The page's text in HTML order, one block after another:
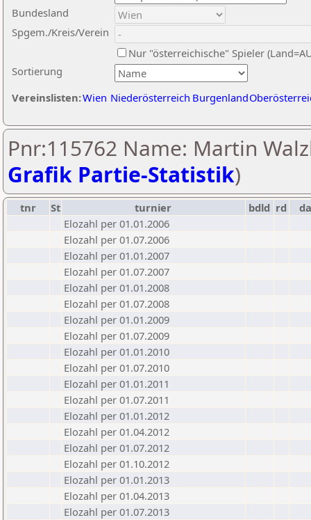
Sortierung
Bundesland
Spgem./Kreis/Verein
Nur "österreichische" Spieler
Vereinslisten:Wien Niederösterreich Burgenland
Pnr:115762 Name: Martin
Grafik Partie-Statistik)
tnr St turnier bdld rd
Elozahl per 01.01.2006
Elozahl per 01.07.2006
Elozahl per 01.01.2007
Elozahl per 01.07.2007
Elozahl per 01.01.2008
Elozahl per 01.07.2008
Elozahl per 01.01.2009
Elozahl per 01.07.2009
Elozahl per 01.01.2010
Elozahl per 01.07.2010
Elozahl per 01.01.2011
Elozahl per 01.07.2011
Elozahl per 01.01.2012
Elozahl per 01.04.2012
Elozahl per 01.07.2012
Elozahl per 01.10.2012
Elozahl per 01.01.2013
Elozahl per 01.04.2013
Elozahl per 01.07.2013